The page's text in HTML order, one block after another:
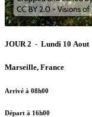
JOUR 2 - Lundi 10 Aout
Marseille, France
Arrivé à 08h00
Départ à 16h00